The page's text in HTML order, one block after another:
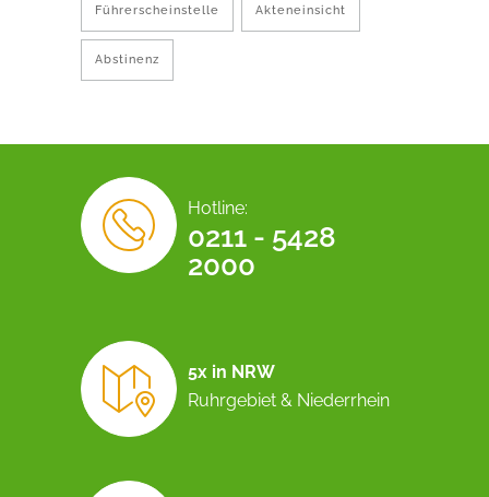
Führerscheinstelle Akteneinsicht
Abstinenz
Hotline:
0211 - 5428
2000
5x in NRW
Ruhrgebiet & Niederrhein